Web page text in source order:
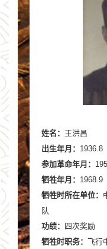
姓名： 王洪昌
出生年月： 1936.8
参加革命年月：
牺牲年月： 1968.9
牺牲时所在单位：
队
功绩：
四次奖励
牺牲时职务： 飞行